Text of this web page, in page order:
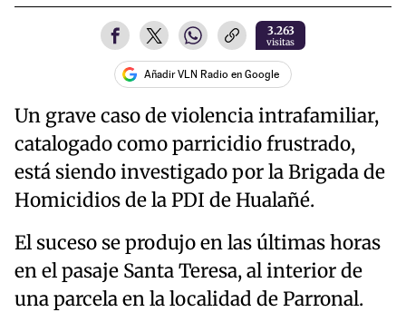
3.263
visitas
Añadir VLN Radio en Google
Un grave caso de violencia intrafamiliar,
catalogado como parricidio frustrado,
está siendo investigado por la Brigada de
Homicidios de la PDI de Hualañé.
El suceso se produjo en las últimas horas
en el pasaje Santa Teresa, al interior de
una parcela en la localidad de Parronal.